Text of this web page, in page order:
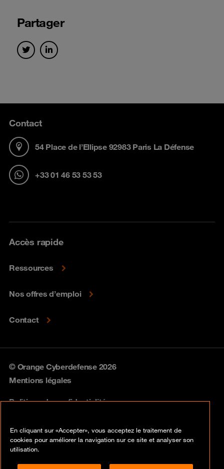
Partager
Contact
54 Place de l’Ellipse 92983 Paris La Défense
+33 01 46 53 53 53
Accès rapide
Ressources
Nos offres d’emploi
Contact
© Orange Cyberdefense 2026
Mentions légales
Politique de confidentialité
Cookies
Conformité
En cliquant sur «Accepter», vous acceptez le traitement de
cookies pour améliorer la navigation sur ce site et analyser son
utilisation.